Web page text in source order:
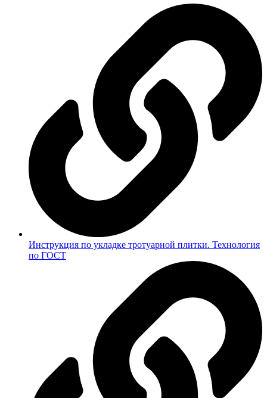
Инструкция по укладке тротуарной плитки. Технология
по ГОСТ